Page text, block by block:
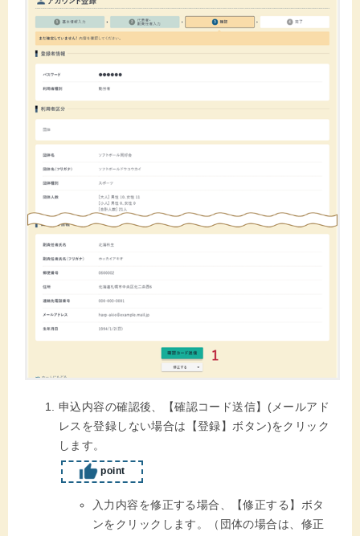
申込内容の確認後、【確認コード送信】(メールアド
レスを登録しない場合は【登録】ボタン)をクリック
します。
point
入力内容を修正する場合、【修正する】ボタ
ンをクリックします。（団体の場合は、修正